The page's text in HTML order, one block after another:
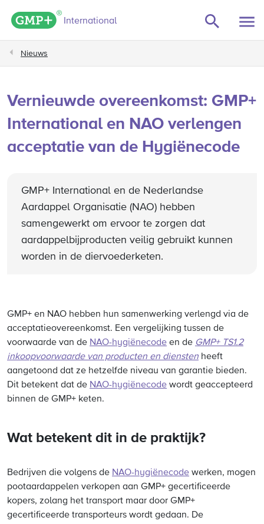
GMP+ logo
International
Nieuws
Vernieuwde overeenkomst: GMP+
International en NAO verlengen
acceptatie van de Hygiënecode
GMP+ International en de Nederlandse
Aardappel Organisatie (NAO) hebben
samengewerkt om ervoor te zorgen dat
aardappelbijproducten veilig gebruikt kunnen
worden in de diervoederketen.
GMP+ en NAO hebben hun samenwerking verlengd via de
acceptatieovereenkomst. Een vergelijking tussen de
voorwaarde van de NAO-hygiënecode en de GMP+ TS1.2
inkoopvoorwaarde van producten en diensten heeft
aangetoond dat ze hetzelfde niveau van garantie bieden.
Dit betekent dat de NAO-hygiënecode wordt geaccepteerd
binnen de GMP+ keten.
Wat betekent dit in de praktijk?
Bedrijven die volgens de NAO-hygiënecode werken, mogen
pootaardappelen verkopen aan GMP+ gecertificeerde
kopers, zolang het transport maar door GMP+
gecertificeerde transporteurs wordt gedaan. De